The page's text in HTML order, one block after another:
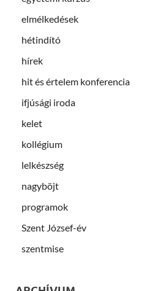
elmélkedések
hétindító
hírek
hit és értelem konferencia
ifjúsági iroda
kelet
kollégium
lelkészség
nagyböjt
programok
Szent József-év
szentmise